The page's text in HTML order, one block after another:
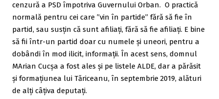
cenzură a PSD împotriva Guvernului Orban. O practică
normală pentru cei care ”vin în partide” fără să fie în
partid, sau susțin că sunt afiliați, fără să fie afiliați. E bine
să fii într-un partid doar cu numele și uneori, pentru a
dobândi în mod ilicit, informații. În acest sens, domnul
MArian Cucșa a fost ales și pe listele ALDE, dar a părăsit
și formațiunea lui Tăriceanu, în septembrie 2019, alături
de alți câțiva deputați.